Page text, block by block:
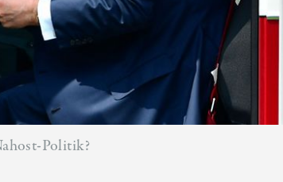
Politik?